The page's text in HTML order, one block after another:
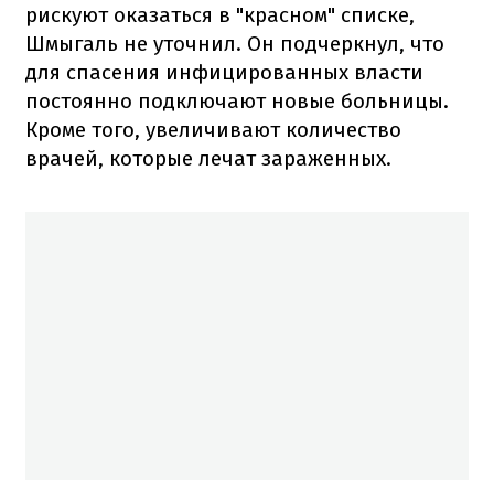
рискуют оказаться в "красном" списке,
Шмыгаль не уточнил. Он подчеркнул, что
для спасения инфицированных власти
постоянно подключают новые больницы.
Кроме того, увеличивают количество
врачей, которые лечат зараженных.